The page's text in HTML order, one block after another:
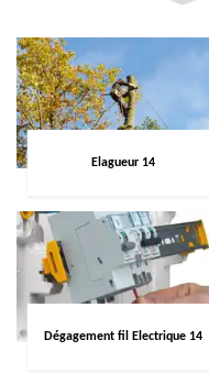
Elagueur 14
Dégagement fil Electrique 14